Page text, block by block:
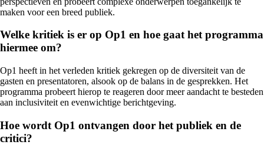
maken voor een breed publiek.
Welke kritiek is er op Op1 en hoe gaat het programma
hiermee om?
Op1 heeft in het verleden kritiek gekregen op de diversiteit van de
gasten en presentatoren, alsook op de balans in de gesprekken. Het
programma probeert hierop te reageren door meer aandacht te besteden
aan inclusiviteit en evenwichtige berichtgeving.
Hoe wordt Op1 ontvangen door het publiek en de
critici?